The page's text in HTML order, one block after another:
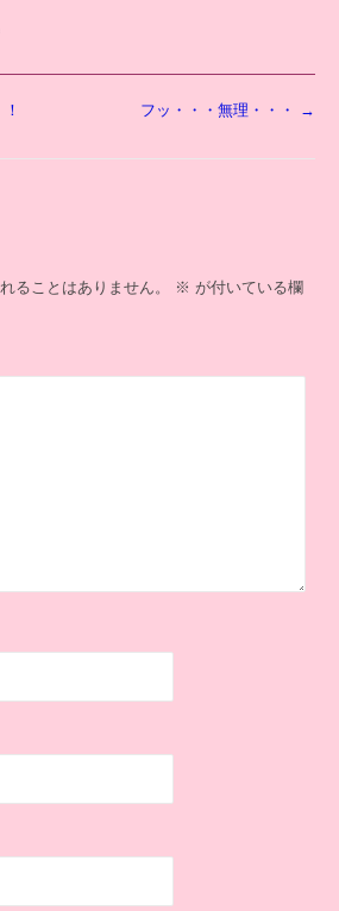
フッ・・・無理・・・ →
ることはありません。 ※ が付いている欄